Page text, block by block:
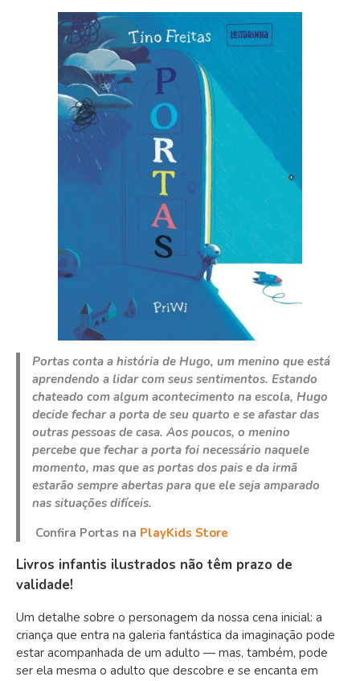
Portas conta a história de Hugo, um menino que está
aprendendo a lidar com seus sentimentos. Estando
chateado com algum acontecimento na escola, Hugo
decide fechar a porta de seu quarto e se afastar das
outras pessoas de casa. Aos poucos, o menino
percebe que fechar a porta foi necessário naquele
momento, mas que as portas dos pais e da irmã
estarão sempre abertas para que ele seja amparado
nas situações difíceis.
Confira Portas na PlayKids Store
Livros infantis ilustrados não têm prazo de
validade!
Um detalhe sobre o personagem da nossa cena inicial: a
criança que entra na galeria fantástica da imaginação pode
estar acompanhada de um adulto — mas, também, pode
ser ela mesma o adulto que descobre e se encanta em